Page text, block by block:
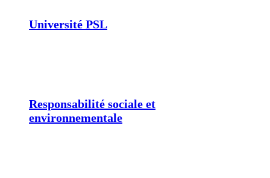
Université PSL
Responsabilité sociale et
environnementale